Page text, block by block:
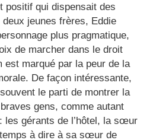
positif qui dispensait des
jeunes frères, Eddie
plus pragmatique,
de marcher dans le droit
est marqué par la peur de la
De façon intéressante,
le parti de montrer la
gens, comme autant
les gérants de l’hôtel, la sœur
à dire à sa sœur de